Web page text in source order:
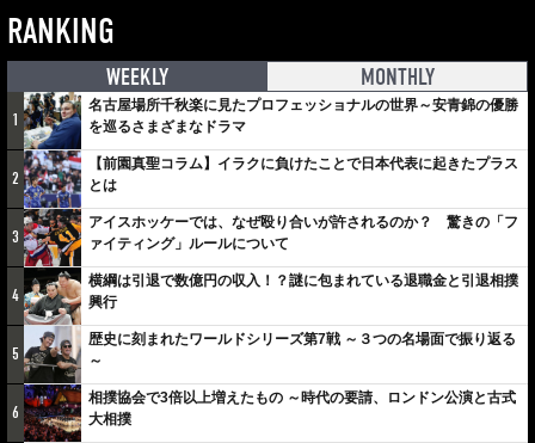
RANKING
WEEKLY MONTHLY
1
名古屋場所千秋楽に見たプロフェッショナルの世界～安青錦の優勝
を巡るさまざまなドラマ
2
【前園真聖コラム】イラクに負けたことで日本代表に起きたプラス
とは
3
アイスホッケーでは、なぜ殴り合いが許されるのか？ 驚きの「フ
ァイティング」ルールについて
4
横綱は引退で数億円の収入！？謎に包まれている退職金と引退相撲
興行
5
歴史に刻まれたワールドシリーズ第7戦 ～３つの名場面で振り返る
～
6
相撲協会で3倍以上増えたもの ～時代の要請、ロンドン公演と古式
大相撲